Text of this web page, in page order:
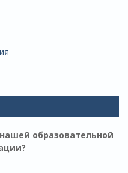
образовательной